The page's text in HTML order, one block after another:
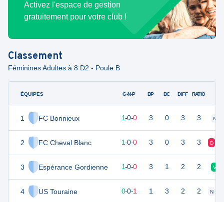
Activez l'espace de gestion
gratuitement pour votre club !
Classement
Féminines Adultes à 8 D2 - Poule B
ÉQUIPES
1 FC Bonnieux
2 FC Cheval Blanc
3 Espérance Gordienne
4 US Touraine
G-N-P BP BC DIFF RATIO
1-0-0 3 0 3 3 N
3 1-0-0 3 0 3 3 D
3 1 1-0-0 3 1 2 2 V
0-0-1 1 3 2 2 N